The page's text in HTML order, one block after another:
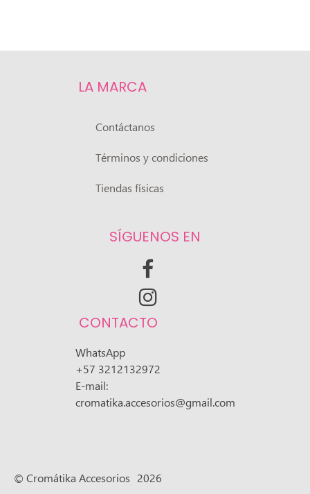
LA MARCA
Contáctanos
Términos y condiciones
Tiendas físicas
SÍGUENOS EN


CONTACTO
WhatsApp
+57 3212132972
E-mail:
cromatika.accesorios@gmail.com
© Cromátika Accesorios 2026